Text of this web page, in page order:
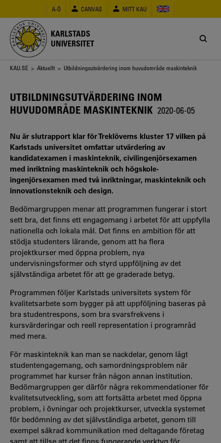
huvudinnehåll
A-Ö CANVAS MITT KAU
KARLSTADS
UNIVERSITET
Länkstig
KAU.SE > Aktuellt > Utbildningsutvärdering inom huvudområde maskinteknik
UTBILDNINGSUTVÄRDERING INOM
HUVUDOMRÅDE MASKINTEKNIK 2020-06-05
Nu är slutrapport klar för Treklöverns kluster 17 vilken på
Karlstads universitet omfattar utvärdering av
kandidatexamen i maskinteknik, civilingenjörsexamen
med inriktning maskinteknik och högskole-
ingenjörsexamen med två inriktningar, maskinteknik och
innovationsteknik och design.
Bedömargruppen menar att programmen fungerar i stort
sett bra, det finns ett engagemang i arbetet för att uppfylla
nationella och lokala mål. Det finns en ambition för att
stödja studenters lärande, genom att ha flera
projektkurser med öppna problem, nya
undervisningsformer och styrd uppföljning av det
självständiga arbetet för att ge graderade betyg.
Programmen följer Karlstads universitets system för
kvalitetsarbete som bygger på att uppföljning baseras på
bra studentrespons, som bra svarsfrekvens i
kursvärderingar och reell representation i programråd
med mera.
För maskinteknik kan man se nackdelar, genom lågt
studentengagemang, och samordningsproblem när
programmet har kurser från någon annan institution.
Bedömargruppen ger därför några rekommendationer för
kvalitetsutveckling, som att fortsätta arbetet med öppna
problem, i övningar och projektkurser, utveckla systemet
för bedömning av det självständiga arbetet, genom till
exempel säkrad kommunikation med deltagande företag
samt att tillse att det finns fungerande verktyg för